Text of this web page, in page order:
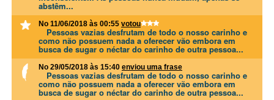
abstêm...
No 11/06/2018 às 00:55 votou
Pessoas vazias desfrutam de todo o nosso carinho e
como não possuem nada a oferecer vão embora em
busca de sugar o néctar do carinho de outra pessoa...
No 29/05/2018 às 15:40 enviou uma frase
Pessoas vazias desfrutam de todo o nosso carinho e
como não possuem nada a oferecer vão embora em
busca de sugar o néctar do carinho de outra pessoa...